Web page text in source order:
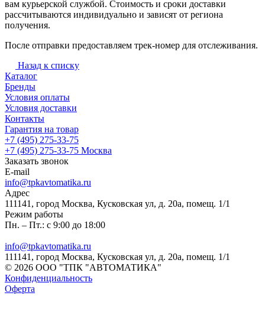
вам курьерской службой. Стоимость и сроки доставки
рассчитываются индивидуально и зависят от региона
получения.
После отправки предоставляем трек-номер для отслеживания.
Назад к списку
Каталог
Бренды
Условия оплаты
Условия доставки
Контакты
Гарантия на товар
+7 (495) 275-33-75
+7 (495) 275-33-75 Москва
Заказать звонок
E-mail
info@tpkavtomatika.ru
Адрес
111141, город Москва, Кусковская ул, д. 20а, помещ. 1/1
Режим работы
Пн. – Пт.: с 9:00 до 18:00
info@tpkavtomatika.ru
111141, город Москва, Кусковская ул, д. 20а, помещ. 1/1
© 2026 ООО "ТПК "АВТОМАТИКА"
Конфиденциальность
Оферта